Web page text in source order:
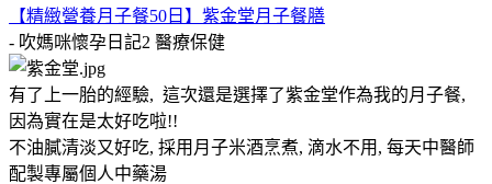
【精緻營養月子餐50日】紫金堂月子餐膳
- 吹媽咪懷孕日記2 醫療保健
有了上一胎的經驗, 這次還是選擇了紫金堂作為我的月子餐,
因為實在是太好吃啦!!
不油膩清淡又好吃, 採用月子米酒烹煮, 滴水不用, 每天中醫師
配製專屬個人中藥湯